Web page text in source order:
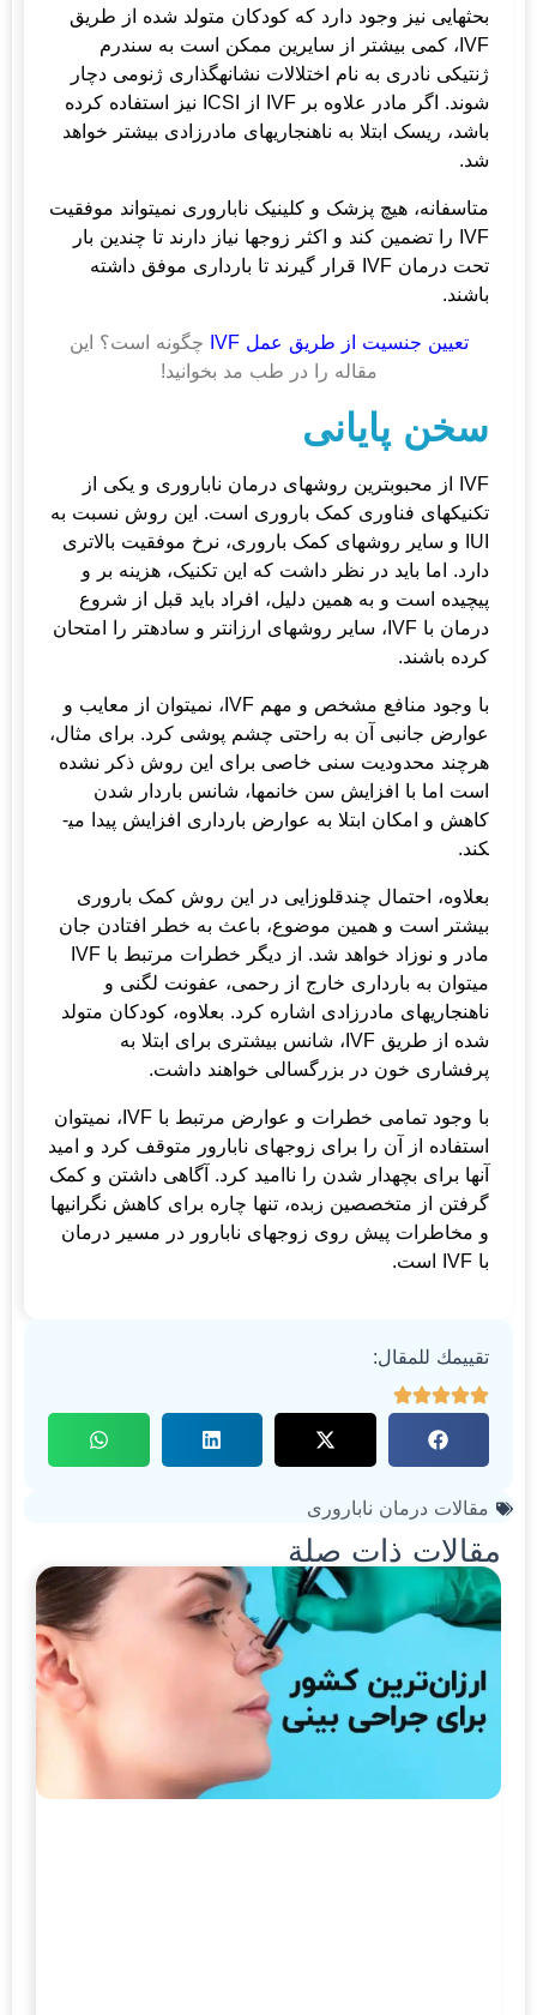
بحث­هایی نیز وجود دارد که کودکان متولد شده از طریق
IVF، کمی بیشتر از سایرین ممکن است به سندرم
ژنتیکی نادری به نام اختلالات نشانه­گذاری ژنومی دچار
شوند. اگر مادر علاوه بر IVF از ICSI نیز استفاده کرده
باشد، ریسک ابتلا به ناهنجاری­های مادرزادی بیشتر خواهد
شد.
متاسفانه، هیچ پزشک و کلینیک ناباروری نمی­تواند موفقیت
IVF را تضمین کند و اکثر زوج­ها نیاز دارند تا چندین بار
تحت درمان IVF قرار گیرند تا بارداری موفق داشته
باشند.
تعیین جنسیت از طریق عمل IVF
چگونه است؟ این
مقاله را در طب مد بخوانید!
سخن پایانی
IVF از محبوب­ترین روشهای درمان ناباروری و یکی از
تکنیک­های فناوری کمک باروری است. این روش نسبت به
IUI و سایر روش­های کمک باروری، نرخ موفقیت بالاتری
دارد. اما باید در نظر داشت که این تکنیک، هزینه بر و
پیچیده است و به همین دلیل، افراد باید قبل از شروع
درمان با IVF، سایر روش­های ارزانتر و ساده­تر را امتحان
کرده باشند.
با وجود منافع مشخص و مهم IVF، نمی­توان از معایب و
عوارض جانبی آن به راحتی چشم پوشی کرد. برای مثال،
هرچند محدودیت سنی خاصی برای این روش ذکر نشده
است اما با افزایش سن خانم­ها، شانس باردار شدن
کاهش و امکان ابتلا به عوارض بارداری افزایش پیدا می­
کند.
بعلاوه، احتمال چندقلوزایی در این روش کمک باروری
بیشتر است و همین موضوع، باعث به خطر افتادن جان
مادر و نوزاد خواهد شد. از دیگر خطرات مرتبط با IVF
می­توان به بارداری خارج از رحمی، عفونت لگنی و
ناهنجاری­های مادرزادی اشاره کرد. بعلاوه، کودکان متولد
شده از طریق IVF، شانس بیشتری برای ابتلا به
پرفشاری خون در بزرگسالی خواهند داشت.
با وجود تمامی خطرات و عوارض مرتبط با IVF، نمی­توان
استفاده از آن را برای زوج­های نابارور متوقف کرد و امید
آنها برای بچه­دار شدن را ناامید کرد. آگاهی داشتن و کمک
گرفتن از متخصصین زبده، تنها چاره برای کاهش نگرانی­ها
و مخاطرات پیش روی زوج­های نابارور در مسیر درمان
با IVF است.
تقييمك للمقال:
مقالات درمان ناباروری
مقالات ذات صلة